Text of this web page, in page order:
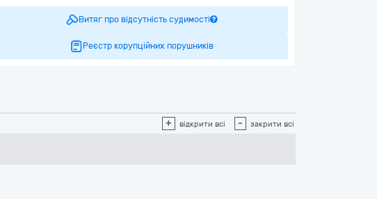
Витяг про відсутність судимості
Реєстр корупційних порушників
+ відкрити всі - закрити всі